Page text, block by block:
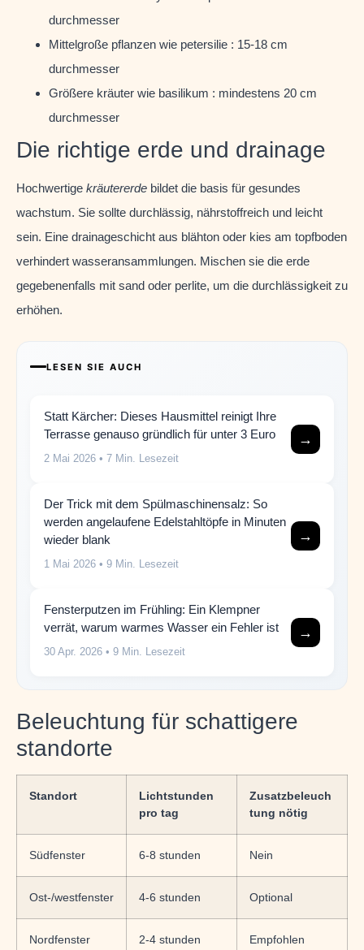
durchmesser
Mittelgroße pflanzen wie petersilie : 15-18 cm
durchmesser
Größere kräuter wie basilikum : mindestens 20 cm
durchmesser
Die richtige erde und drainage
Hochwertige kräutererde bildet die basis für gesundes
wachstum. Sie sollte durchlässig, nährstoffreich und leicht
sein. Eine drainageschicht aus blähton oder kies am topfboden
verhindert wasseransammlungen. Mischen sie die erde
gegebenenfalls mit sand oder perlite, um die durchlässigkeit zu
erhöhen.
LESEN SIE AUCH
Statt Kärcher: Dieses Hausmittel reinigt Ihre
Terrasse genauso gründlich für unter 3 Euro
2 Mai 2026 • 7 Min. Lesezeit
→
Der Trick mit dem Spülmaschinensalz: So
werden angelaufene Edelstahltöpfe in Minuten
wieder blank
1 Mai 2026 • 9 Min. Lesezeit
→
Fensterputzen im Frühling: Ein Klempner
verrät, warum warmes Wasser ein Fehler ist
30 Apr. 2026 • 9 Min. Lesezeit
→
Beleuchtung für schattigere
standorte
Standort
Lichtstunden
pro tag
Zusatzbeleuch
tung nötig
Südfenster 6-8 stunden Nein
Ost-/westfenster 4-6 stunden Optional
Nordfenster 2-4 stunden Empfohlen